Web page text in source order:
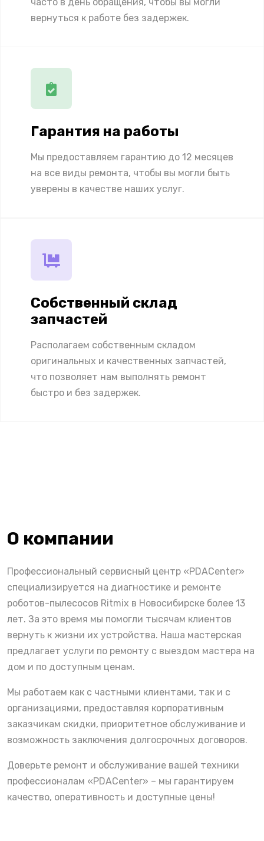
вернуться к работе без задержек.
Гарантия на работы
Мы предоставляем гарантию до 12 месяцев
на все виды ремонта, чтобы вы могли быть
уверены в качестве наших услуг.
Собственный склад
запчастей
Располагаем собственным складом
оригинальных и качественных запчастей,
что позволяет нам выполнять ремонт
быстро и без задержек.
О компании
Профессиональный сервисный центр «PDACenter»
специализируется на диагностике и ремонте
роботов-пылесосов Ritmix в Новосибирске более 13
лет. За это время мы помогли тысячам клиентов
вернуть к жизни их устройства. Наша мастерская
предлагает услуги по ремонту с выездом мастера на
дом и по доступным ценам.
Мы работаем как с частными клиентами, так и с
организациями, предоставляя корпоративным
заказчикам скидки, приоритетное обслуживание и
возможность заключения долгосрочных договоров.
Доверьте ремонт и обслуживание вашей техники
профессионалам «PDACenter» – мы гарантируем
качество, оперативность и доступные цены!